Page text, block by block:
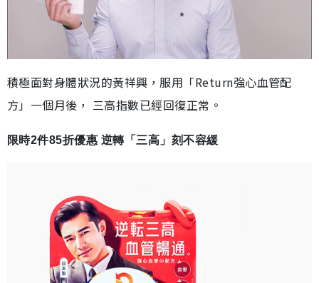
積極面對身體狀況的黃祥興，服用「Return強心血管配
方」一個月後， 三高指數已經回復正常。
限時2件85折優惠 逆轉「三高」刻不容緩